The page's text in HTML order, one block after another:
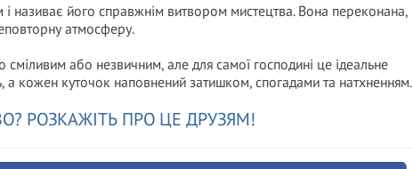
називає його справжнім витвором мистецтва. Вона переконана,
атмосферу.
сміливим або незвичним, але для самої господині це ідеальне
а кожен куточок наповнений затишком, спогадами та натхненням.
РОЗКАЖІТЬ ПРО ЦЕ ДРУЗЯМ!